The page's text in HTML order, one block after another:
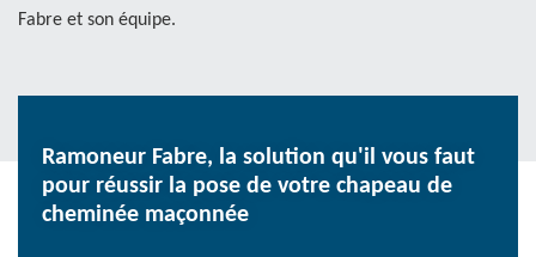
Fabre et son équipe.
Ramoneur Fabre, la solution qu'il vous faut
pour réussir la pose de votre chapeau de
cheminée maçonnée